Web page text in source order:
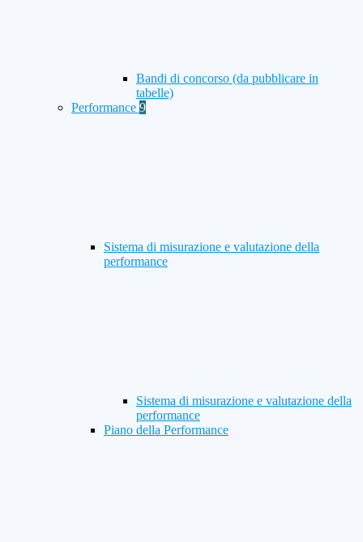
Bandi di concorso (da pubblicare in
tabelle)
Performance 9
Sistema di misurazione e valutazione della
performance
Sistema di misurazione e valutazione della
performance
Piano della Performance